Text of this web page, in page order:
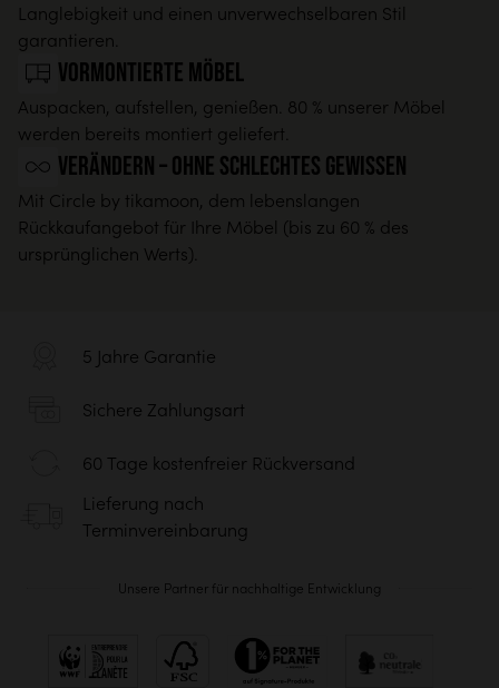
Langlebigkeit und einen unverwechselbaren Stil
garantieren.
Vormontierte Möbel
Auspacken, aufstellen, genießen. 80 % unserer Möbel
werden bereits montiert geliefert.
Verändern – ohne schlechtes Gewissen
Mit Circle by tikamoon, dem lebenslangen
Rückkaufangebot für Ihre Möbel (bis zu 60 % des
ursprünglichen Werts).
5 Jahre Garantie
Sichere Zahlungsart
60 Tage kostenfreier Rückversand
Lieferung nach
Terminvereinbarung
Unsere Partner für nachhaltige Entwicklung